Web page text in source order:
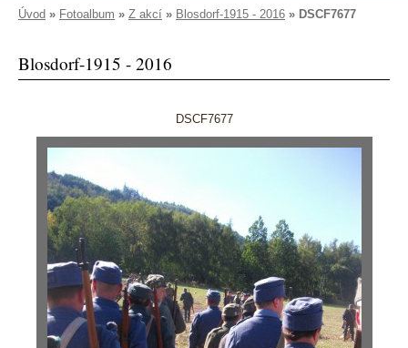
Úvod » Fotoalbum » Z akcí » Blosdorf-1915 - 2016 » DSCF7677
Blosdorf-1915 - 2016
DSCF7677